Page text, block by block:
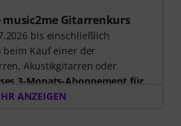
Gitarrenkurs
bis einschließlich
beim Kauf einer der
Akustikgitarren oder
3-Monats-Abonnement für
im Wert von EUR
ANZEIGEN